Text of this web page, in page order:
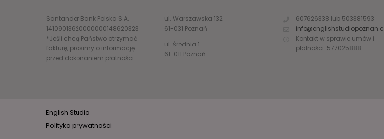
Santander Bank Polska S.A.
14109013620000000148620323
*Jeśli chcą Państwo otrzymać
fakturę, prosimy o informację
przed dokonaniem płatności
ul. Warszawska 132
61-031 Poznań
ul. Średnia 1
61-011 Poznań
607626338 lub 503381593
Kontakt w sprawie umów i
płatności: 577025888
English Studio
Polityka prywatności